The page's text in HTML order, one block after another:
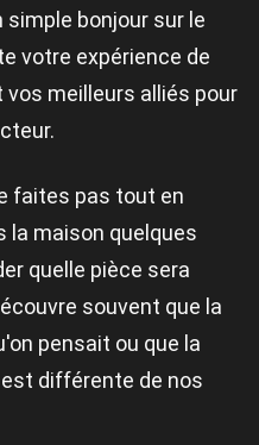
simple bonjour sur le
votre expérience de
meilleurs alliés pour
faites pas tout en
la maison quelques
quelle pièce sera
souvent que la
pensait ou que la
différente de nos